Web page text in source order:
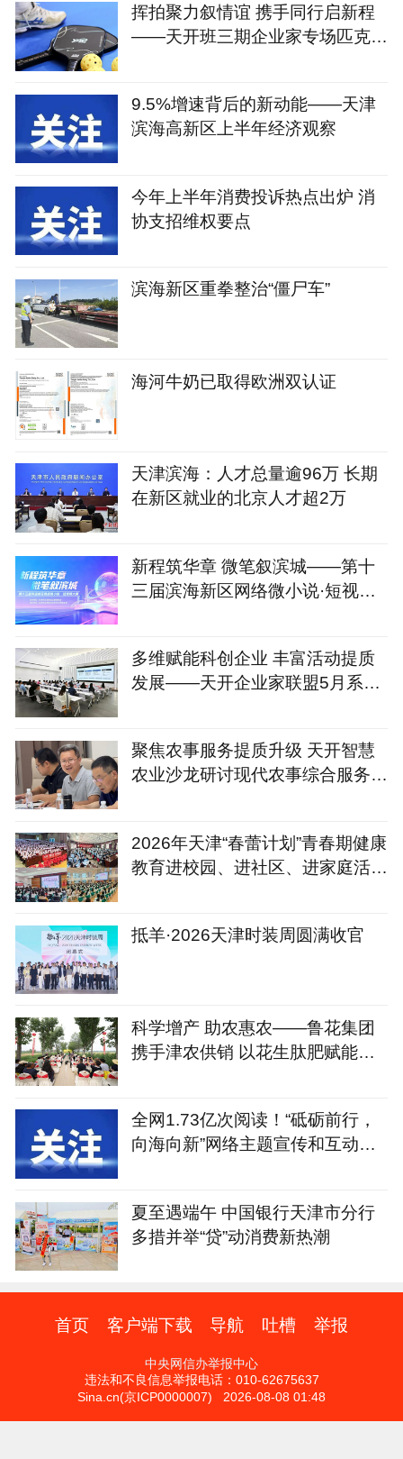
挥拍聚力叙情谊 携手同行启新程
——天开班三期企业家专场匹克球
9.5%增速背后的新动能——天津
滨海高新区上半年经济观察
今年上半年消费投诉热点出炉 消
协支招维权要点
滨海新区重拳整治“僵尸车”
海河牛奶已取得欧洲双认证
天津滨海：人才总量逾96万 长期
在新区就业的北京人才超2万
新程筑华章 微笔叙滨城——第十
三届滨海新区网络微小说·短视频
多维赋能科创企业 丰富活动提质
发展——天开企业家联盟5月系列
聚焦农事服务提质升级 天开智慧
农业沙龙研讨现代农事综合服务中
2026年天津“春蕾计划”青春期健康
教育进校园、进社区、进家庭活动
抵羊·2026天津时装周圆满收官
科学增产 助农惠农——鲁花集团
携手津农供销 以花生肽肥赋能天
全网1.73亿次阅读！“砥砺前行，
向海向新”网络主题宣传和互动引
夏至遇端午 中国银行天津市分行
多措并举“贷”动消费新热潮
首页 客户端下载 导航 吐槽 举报
中央网信办举报中心
违法和不良信息举报电话：010-62675637
Sina.cn(京ICP0000007) 2026-08-08 01:48